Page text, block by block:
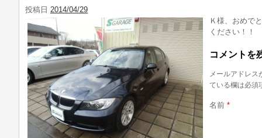
投稿日 2014/04/29
Ｋ様、おめで
ください！！
コメントを
メールアドレス
ている欄は必須
名前 *